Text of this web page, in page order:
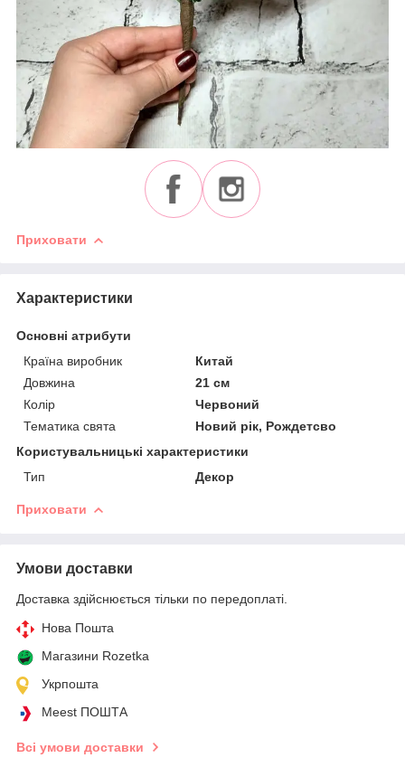
Приховати
Характеристики
Основні атрибути
Країна виробник
Китай
Довжина
21 см
Колір
Червоний
Тематика свята
Новий рік, Рождетсво
Користувальницькі характеристики
Тип
Декор
Приховати
Умови доставки
Доставка здійснюється тільки по передоплаті.
Нова Пошта
Магазини Rozetka
Укрпошта
Meest ПОШТА
Всі умови доставки